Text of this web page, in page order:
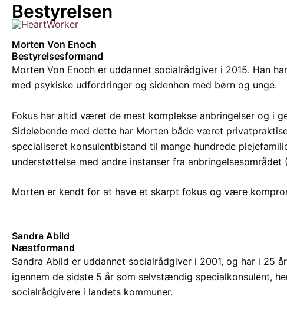
Skip
content
Bestyrelsen
Morten Von Enoch
Bestyrelsesformand
Morten Von Enoch er uddannet socialrådgiver i 2015. Han
med psykiske udfordringer og sidenhen med børn og unge.
Fokus har altid været de mest komplekse anbringelser og i
Sideløbende med dette har Morten både været
specialiseret konsulentbistand til mange hundrede
understøttelse med andre instanser fra anbringelsesområdet
Morten er kendt for at have et skarpt fokus og være
Sandra Abild
Næstformand
Sandra Abild er uddannet socialrådgiver i 2001, og har i 25
igennem de sidste 5 år som selvstændig specialkonsulent,
socialrådgivere i landets kommuner.